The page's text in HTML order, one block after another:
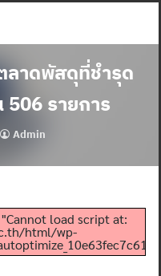
ลาดพัสดุที่ชำรุด
รายการ
Admin
load script at:
html/wp-